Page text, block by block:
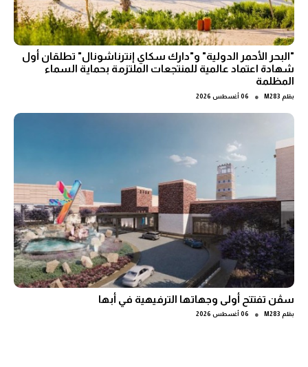
"البحر الأحمر الدولية" و"دارك سكاي إنترناشونال" تطلقان أول
شهادة اعتماد عالمية للمنتجعات الملتزمة بحماية السماء
المظلمة
بقلم M283
● 06 أغسطس 2026
سڤن تفتتح أولى وجهاتها الترفيهية في أبها
بقلم M283
● 06 أغسطس 2026